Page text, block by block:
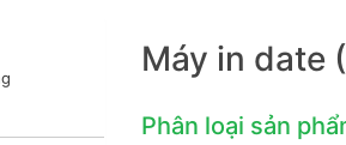
Máy in date
Phân loại sản